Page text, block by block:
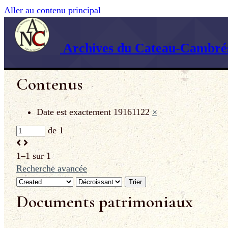
Aller au contenu principal
Archives du Cateau-
Contenus
Date est exactement 19161122 ×
de 1
1–1 sur 1
Recherche avancée
Trier
Documents patrimoniaux